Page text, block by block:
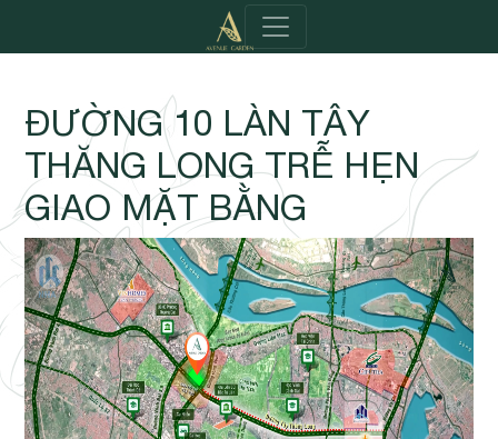
ĐƯỜNG 10 LÀN TÂY
THĂNG LONG TRỄ HẸN
GIAO MẶT BẰNG